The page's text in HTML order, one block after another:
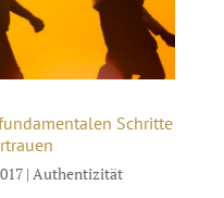
Schritte
| Authentizität